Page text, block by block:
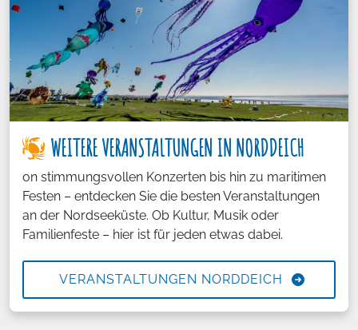
WEITERE VERANSTALTUNGEN IN NORDDEICH
on stimmungsvollen Konzerten bis hin zu maritimen
Festen – entdecken Sie die besten Veranstaltungen
an der Nordseeküste. Ob Kultur, Musik oder
Familienfeste – hier ist für jeden etwas dabei.
VERANSTALTUNGEN NORDDEICH